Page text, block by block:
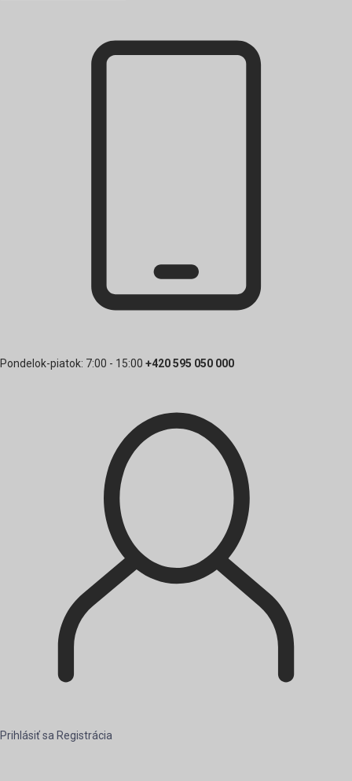
Pondelok-piatok: 7:00 - 15:00 +420 595 050 000
Prihlásiť sa Registrácia